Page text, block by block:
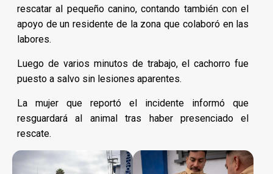
rescatar al pequeño canino, contando también con el
apoyo de un residente de la zona que colaboró en las
labores.
Luego de varios minutos de trabajo, el cachorro fue
puesto a salvo sin lesiones aparentes.
La mujer que reportó el incidente informó que
resguardará al animal tras haber presenciado el
rescate.